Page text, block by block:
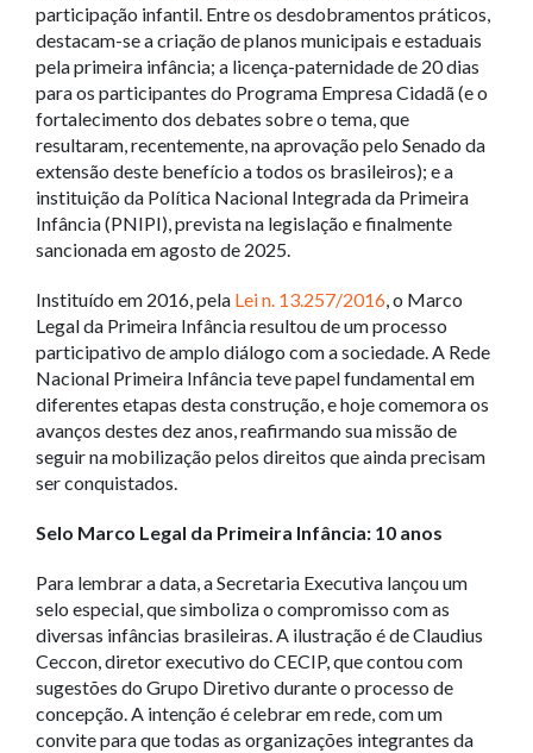
participação infantil. Entre os desdobramentos práticos,
destacam-se a criação de planos municipais e estaduais
pela primeira infância; a licença-paternidade de 20 dias
para os participantes do Programa Empresa Cidadã (e o
fortalecimento dos debates sobre o tema, que
resultaram, recentemente, na aprovação pelo Senado da
extensão deste benefício a todos os brasileiros); e a
instituição da Política Nacional Integrada da Primeira
Infância (PNIPI), prevista na legislação e finalmente
sancionada em agosto de 2025.
Instituído em 2016, pela Lei n. 13.257/2016, o Marco
Legal da Primeira Infância resultou de um processo
participativo de amplo diálogo com a sociedade. A Rede
Nacional Primeira Infância teve papel fundamental em
diferentes etapas desta construção, e hoje comemora os
avanços destes dez anos, reafirmando sua missão de
seguir na mobilização pelos direitos que ainda precisam
ser conquistados.
Selo Marco Legal da Primeira Infância: 10 anos
Para lembrar a data, a Secretaria Executiva lançou um
selo especial, que simboliza o compromisso com as
diversas infâncias brasileiras. A ilustração é de Claudius
Ceccon, diretor executivo do CECIP, que contou com
sugestões do Grupo Diretivo durante o processo de
concepção. A intenção é celebrar em rede, com um
convite para que todas as organizações integrantes da